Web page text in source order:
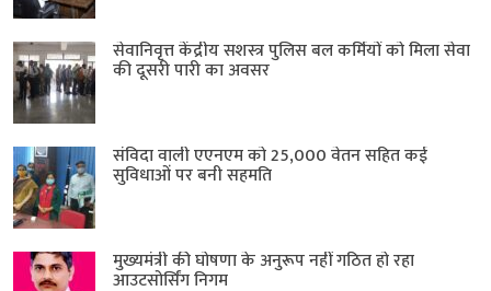
सेवानिवृत्त केंद्रीय सशस्त्र पुलिस बल ​कर्मियों को मिला सेवा
की दूसरी पारी का अवसर
संविदा वाली एएनएम को 25,000 वेतन सहित कई
सुविधाओं पर बनी सहमति
मुख्यमंत्री की घोषणा के अनुरूप नहीं गठित हो रहा
आउटसोर्सिंग निगम